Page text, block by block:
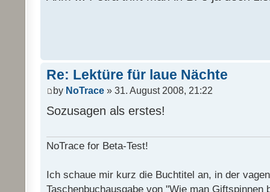
Re: Lektüre für laue Nächte
by NoTrace » 31. August 2008, 21:22
Sozusagen als erstes!
NoTrace for Beta-Test!
Ich schaue mir kurz die Buchtitel an, in der
Taschenbuchausgabe von "Wie man Giftspinnen